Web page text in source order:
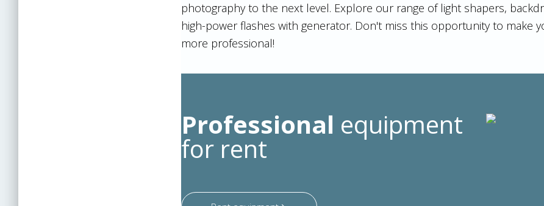
photography to the next level. Explore our range of light shapers,
high-power flashes with generator. Don't miss this opportunity to make
more professional!
Professional equipment
for rent